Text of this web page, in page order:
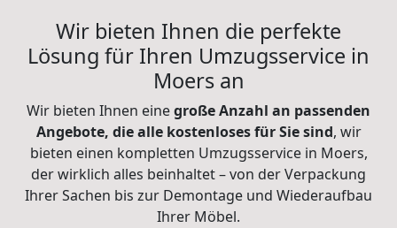
Wir bieten Ihnen die perfekte
Lösung für Ihren Umzugsservice in
Moers an
Wir bieten Ihnen einegroße Anzahl an passenden
Angebote, die alle kostenloses für Sie sind, wir
bieten einen kompletten Umzugsservice in Moers,
der wirklich alles beinhaltet – von der Verpackung
Ihrer Sachen bis zur Demontage und Wiederaufbau
Ihrer Möbel.